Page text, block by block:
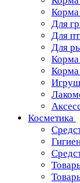
Корма
Для
Для
Для
Корма
Корма
Косметика